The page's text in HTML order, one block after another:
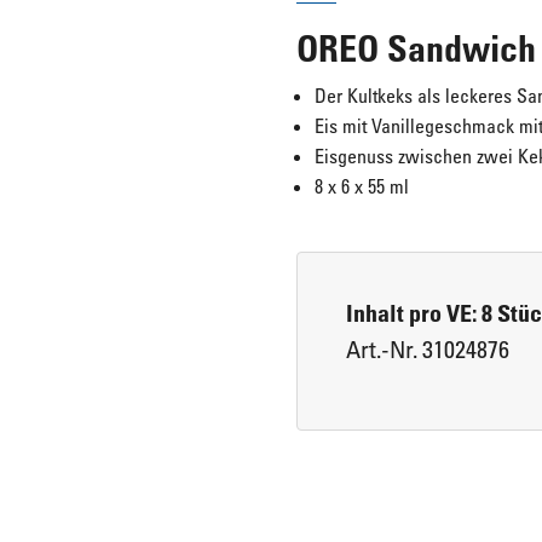
Brot, Körberl & Baguettes
OREO
Der Kultkeks als leckeres
Eis mit Vanillegeschmack
Eisgenuss zwischen zwei
8 x 6 x 55 ml
Inhalt pro VE: 8
Art.-Nr. 31024876